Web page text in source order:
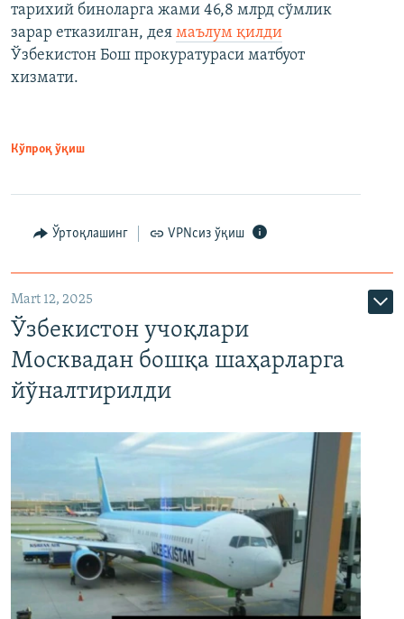
тарихий биноларга жами 46,8 млрд сўмлик
зарар етказилган, дея маълум қилди
Ўзбекистон Бош прокуратураси матбуот
хизмати.
Кўпроқ ўқиш
Ўртоқлашинг VPNсиз ўқиш
Mart 12, 2025
Ўзбекистон учоқлари
Москвадан бошқа шаҳарларга
йўналтирилди